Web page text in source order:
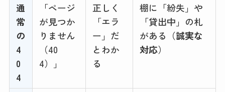
通
常
の
4
0
4
「ページ
が見つか
りません
（40
4）」
正しく
「エラ
ー」だ
とわか
る
棚に「紛失」や
「貸出中」の札
がある（誠実な
対応）